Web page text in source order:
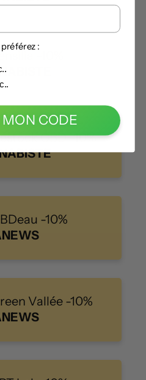
-10%
CBD -10%
-10%
Vallée -10%
:
CODE